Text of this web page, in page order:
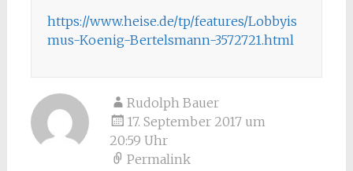
https://www.heise.de/tp/features/Lobbyis
mus-Koenig-Bertelsmann-3572721.html
Rudolph Bauer
17. September 2017 um
20:59 Uhr
Permalink